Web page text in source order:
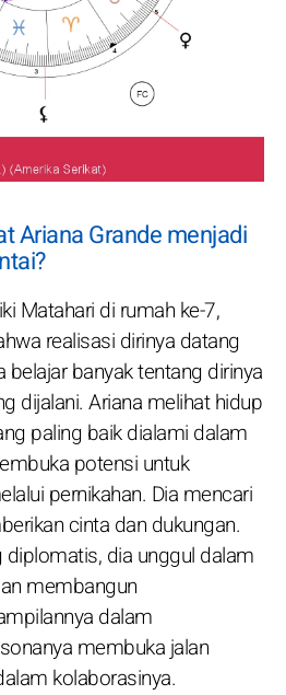
Ariana Grande menjadi
Matahari di rumah ke-7,
realisasi dirinya datang
belajar banyak tentang dirinya
dijalani. Ariana melihat hidup
paling baik dialami dalam
potensi untuk
pernikahan. Dia mencari
cinta dan dukungan.
diplomatis, dia unggul dalam
membangun
dalam
membuka jalan
kolaborasinya.